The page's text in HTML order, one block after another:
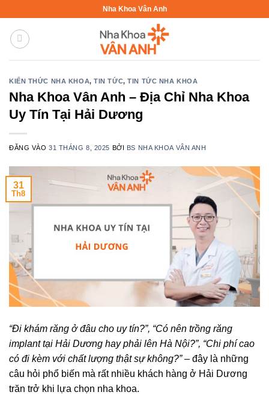
nội
Nha Khoa Vân Anh
KIẾN THỨC NHA KHOA,TIN TỨC,TIN TỨC NHA KHOA
Nha Khoa Vân Anh – Địa Chỉ Nha Khoa
Uy Tín Tại Hải Dương
ĐĂNG VÀO31 THÁNG 8, 2025 BỞI BS NHA KHOA VÂN ANH
31
Th8
“Đi khám răng ở đâu cho uy tín?”, “Có nên trồng răng
implant tại Hải Dương hay phải lên Hà Nội?”, “Chi phí cao
có đi kèm với chất lượng thật sự không?”– đây là những
câu hỏi phổ biến mà rất nhiều khách hàng ở Hải Dương
trăn trở khi lựa chọn nha khoa.